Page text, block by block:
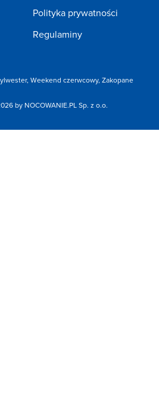
Polityka prywatności
Regulaminy
Weekend czerwcowy, Zakopane
by NOCOWANIE.PL Sp. z o.o.